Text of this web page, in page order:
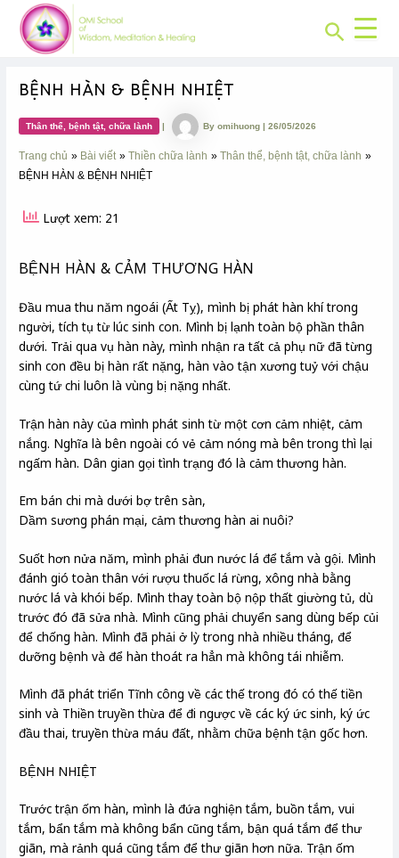
content
Search
BỆNH HÀN & BỆNH NHIỆT
Thân thể, bệnh tật, chữa lành | Byomihuong|26/05/2026
Trang chủ Bài viết Thiền chữa lành
Thân thể, bệnh tật, chữa lành
BỆNH HÀN & BỆNH NHIỆT
Lượt xem: 21
BỆNH HÀN & CẢM THƯƠNG HÀN
Đầu mua thu năm ngoái (Ất Tỵ), mình bị phát hàn khí trong
người, tích tụ từ lúc sinh con. Mình bị lạnh toàn bộ phần thân
dưới. Trải qua vụ hàn này, mình nhận ra tất cả phụ nữ đã từng
sinh con đều bị hàn rất nặng, hàn vào tận xương tuỷ với chậu
cùng tứ chi luôn là vùng bị nặng nhất.
Trận hàn này của mình phát sinh từ một cơn cảm nhiệt, cảm
nắng. Nghĩa là bên ngoài có vẻ cảm nóng mà bên trong thì lại
ngấm hàn. Dân gian gọi tình trạng đó là cảm thương hàn.
Em bán chi mà dưới bợ trên sàn,
Dầm sương phán mại, cảm thương hàn ai nuôi?
Suốt hơn nửa năm, mình phải đun nước lá để tắm và gội. Mình
đánh gió toàn thân với rượu thuốc lá rừng, xông nhà bằng
nước lá và khói bếp. Mình thay toàn bộ nộp thất giường tủ, dù
trước đó đã sửa nhà. Mình cũng phải chuyển sang dùng bếp củi
để chống hàn. Mình đã phải ở lỳ trong nhà nhiều tháng, để
dưỡng bệnh và để hàn thoát ra hẳn mà không tái nhiễm.
Mình đã phát triển Tĩnh công về các thế trong đó có thế tiền
sinh và Thiền truyền thừa để đi ngược về các ký ức sinh, ký ức
đầu thai, truyền thừa máu đất, nhằm chữa bệnh tận gốc hơn.
BỆNH NHIỆT
Trước trận ốm hàn, mình là đứa nghiện tắm, buồn tắm, vui
tắm, bẩn tắm mà không bẩn cũng tắm, bận quá tắm để thư
giãn, mà rảnh quá cũng tắm để thư giãn hơn nữa. Trận ốm
Post
navigation
CHUYÊN
MỤC: